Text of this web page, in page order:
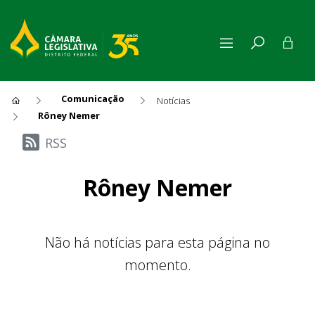
Comunicação
Notícias
Rôney Nemer
Últimas Notícias
RSS
Rôney Nemer
Não há notícias para esta página no
momento.